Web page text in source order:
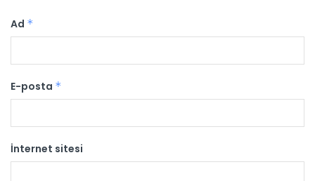
Ad *
E-posta *
İnternet sitesi